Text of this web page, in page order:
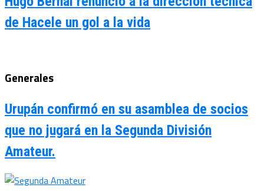
de Hacele un gol a la vida
Generales
Urupán confirmó en su asamblea de socios
que no jugará en la Segunda División
Amateur.